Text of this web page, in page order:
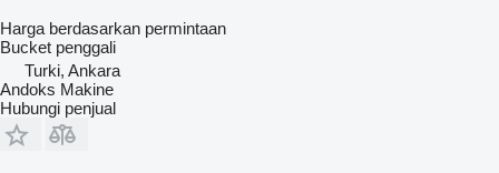
Harga berdasarkan permintaan
Bucket penggali
Turki, Ankara
Andoks Makine
Hubungi penjual